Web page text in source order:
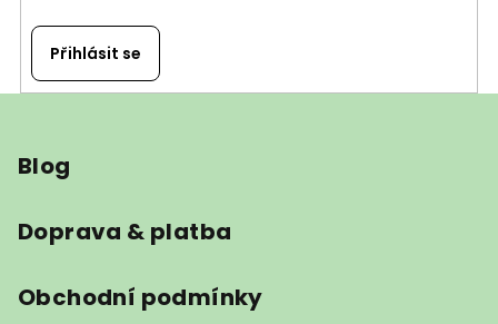
Přihlásit se
Blog
Doprava & platba
Obchodní podmínky